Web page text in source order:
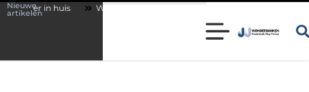
Nieuwe
artikelen
Wonen in een karakteristieke woning in Bunschoten? Controleer of